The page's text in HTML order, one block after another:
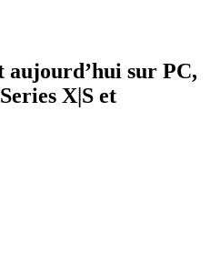
sur PC,
X|S et